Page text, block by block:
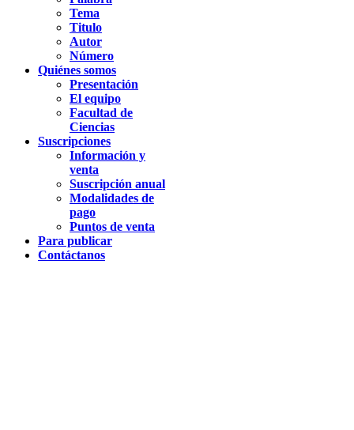
Tema
Titulo
Autor
Número
Quiénes somos
Presentación
El equipo
Facultad de
Ciencias
Suscripciones
Información y
venta
Suscripción anual
Modalidades de
pago
Puntos de venta
Para publicar
Contáctanos